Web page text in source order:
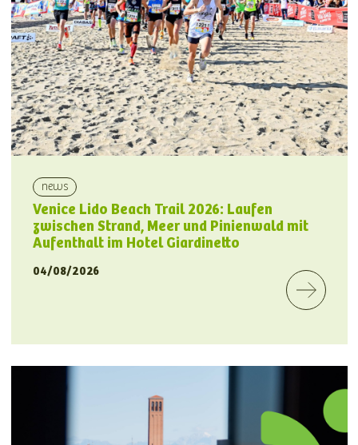
news
Venice Lido Beach Trail 2026: Laufen
zwischen Strand, Meer und Pinienwald mit
Aufenthalt im Hotel Giardinetto
04/08/2026